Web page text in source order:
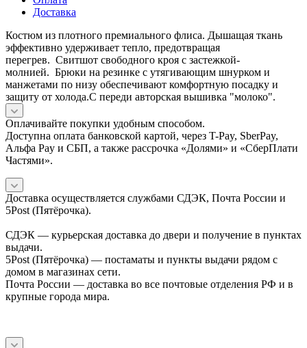
Доставка
Костюм из плотного премиального флиса. Дышащая ткань
эффективно удерживает тепло, предотвращая
перегрев. Свитшот свободного кроя с застежкой-
молнией. Брюки на резинке с утягивающим шнурком и
манжетами по низу обеспечивают комфортную посадку и
защиту от холода.С переди авторская вышивка "молоко".
Оплачивайте покупки удобным способом.
Доступна оплата банковской картой, через T-Pay, SberPay,
Альфа Pay и СБП, а также рассрочка «Долями» и «СберПлати
Частями».
Доставка осуществляется службами СДЭК, Почта России и
5Post (Пятёрочка).
СДЭК — курьерская доставка до двери и получение в пунктах
выдачи.
5Post (Пятёрочка) — постаматы и пункты выдачи рядом с
домом в магазинах сети.
Почта России — доставка во все почтовые отделения РФ и в
крупные города мира.